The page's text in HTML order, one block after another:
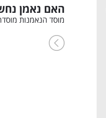
האם נאמן
מוסד הנאמנות